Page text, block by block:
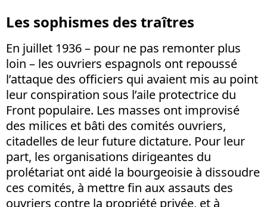
Les sophismes des traîtres
En juillet 1936 – pour ne pas remonter plus
loin – les ouvriers espagnols ont repoussé
l’attaque des officiers qui avaient mis au point
leur conspiration sous l’aile protectrice du
Front populaire. Les masses ont improvisé
des milices et bâti des comités ouvriers,
citadelles de leur future dictature. Pour leur
part, les organisations dirigeantes du
prolétariat ont aidé la bourgeoisie à dissoudre
ces comités, à mettre fin aux assauts des
ouvriers contre la propriété privée, et à